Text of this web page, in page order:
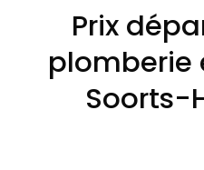
Prix
plomberie
Soorts-